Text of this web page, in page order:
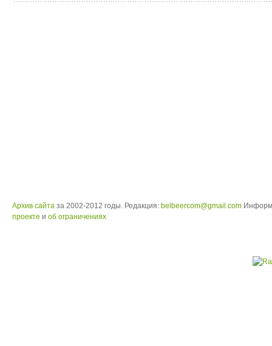
Архив сайта за 2002-2012 годы. Редакция: belbeercom@gmail.com
проекте и об ограничениях